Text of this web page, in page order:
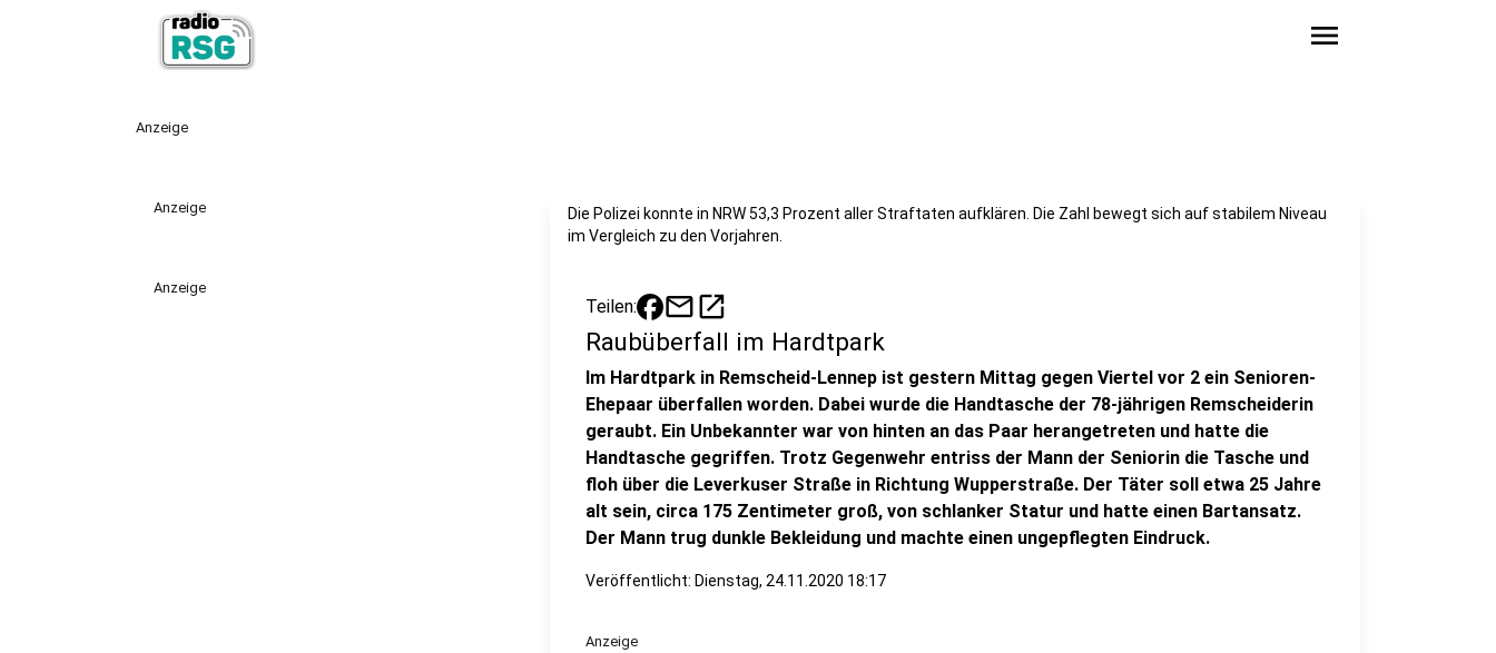
menu
Anzeige
Anzeige
Anzeige
Die Polizei konnte in NRW 53,3 Prozent aller Straftaten aufklären. Die Zahl bewegt sich auf stabilem Niveau
im Vergleich zu den Vorjahren.
Teilen: mailopen_in_new
Raubüberfall im Hardtpark
Im Hardtpark in Remscheid-Lennep ist gestern Mittag gegen Viertel vor 2 ein Senioren-
Ehepaar überfallen worden. Dabei wurde die Handtasche der 78-jährigen Remscheiderin
geraubt. Ein Unbekannter war von hinten an das Paar herangetreten und hatte die
Handtasche gegriffen. Trotz Gegenwehr entriss der Mann der Seniorin die Tasche und
floh über die Leverkuser Straße in Richtung Wupperstraße. Der Täter soll etwa 25 Jahre
alt sein, circa 175 Zentimeter groß, von schlanker Statur und hatte einen Bartansatz.
Der Mann trug dunkle Bekleidung und machte einen ungepflegten Eindruck.
Veröffentlicht: Dienstag, 24.11.2020 18:17
Anzeige